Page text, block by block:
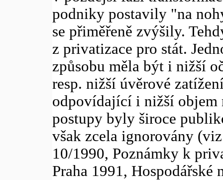
podniky postavily "na
se přiměřeně zvýšily.
z privatizace pro stát.
způsobu měla být i nižší
resp. nižší úvěrové
odpovídající i nižší
postupy byly široce
však zcela ignorovány
10/1990, Poznámky k
Praha 1991,